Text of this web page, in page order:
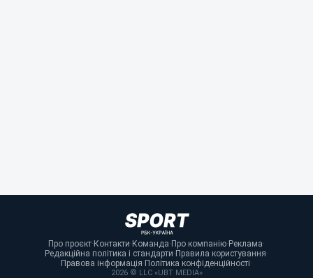
Про проєкт·Контакти·Команда·Про компанію·Реклама·
Редакційна політика і стандарти·Правила користування·
Правова інформація·Політика конфіденційності·
2026 © LLC «UBT MEDIA»